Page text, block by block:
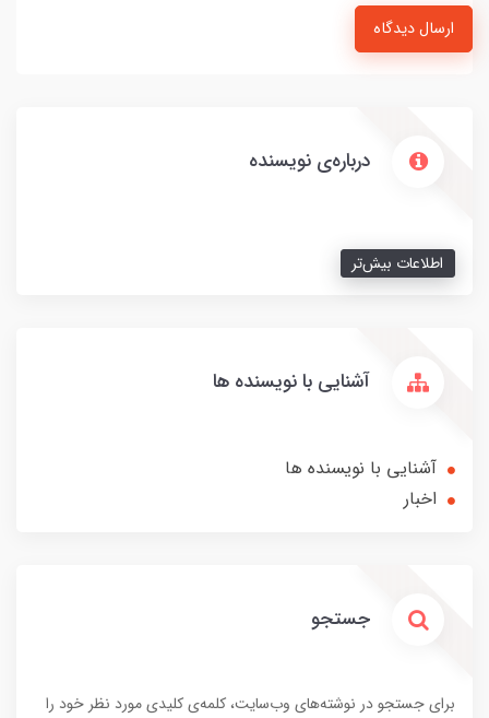
ارسال دیدگاه
درباره‌ی نویسنده
اطلاعات بیش‌تر
آشنایی با نویسنده ها
آشنایی با نویسنده ها
اخبار
جستجو
برای جستجو در نوشته‌های وب‌سایت، کلمه‌ی کلیدی مورد نظر خود را